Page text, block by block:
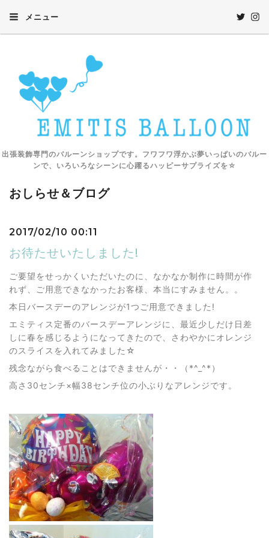
メニュー
出張装飾専門のバルーンショップです。フワフワ浮かぶ夢いっぱいのバルー
ンで、いろいろなシーンに心躍るハッピーサプライズを☆
おしらせ＆ブログ
2017/02/10 00:11
お待たせいたしました!
ご要望をせっかくいただいたのに、なかなか制作に時間が作
れず、ご用意できなかったお客様、本当にすみません。。
本日バースデーのアレンジが1つご用意できました!
エミティス定番のバースデーアレンジに、最近少しだけ日差
しに春を感じるようになってきたので、さわやかにオレンジ
のスライスを入れてみました☆
残念ながら食べることはできませんが・・（*^_^*）
高さ30センチ×幅38センチ位の小ぶりなアレンジです。